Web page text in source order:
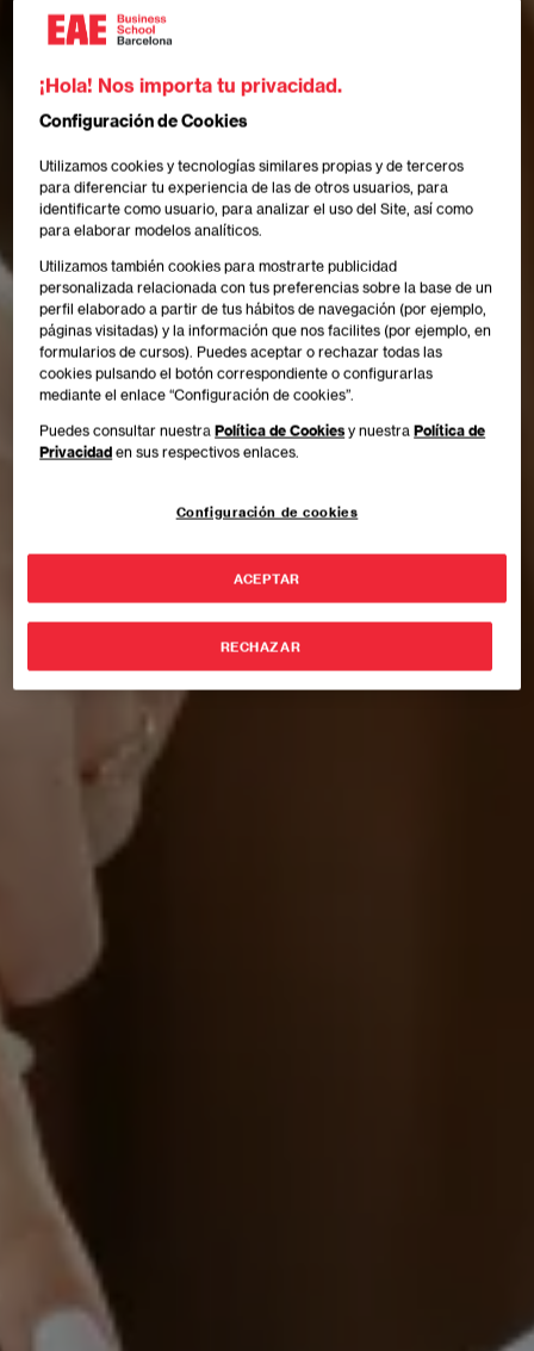
¡Hola! Nos importa tu privacidad.
Configuración de Cookies
Utilizamos cookies y tecnologías similares propias y de terceros
para diferenciar tu experiencia de las de otros usuarios, para
identificarte como usuario, para analizar el uso del Site, así como
para elaborar modelos analíticos.
Utilizamos también cookies para mostrarte publicidad
personalizada relacionada con tus preferencias sobre la base de un
perfil elaborado a partir de tus hábitos de navegación (por ejemplo,
páginas visitadas) y la información que nos facilites (por ejemplo, en
formularios de cursos). Puedes aceptar o rechazar todas las
cookies pulsando el botón correspondiente o configurarlas
mediante el enlace “Configuración de cookies”.
Puedes consultar nuestraPolítica de Cookies y nuestraPolítica de
Privacidad en sus respectivos enlaces.
Configuración de cookies
RECHAZAR
ACEPTAR